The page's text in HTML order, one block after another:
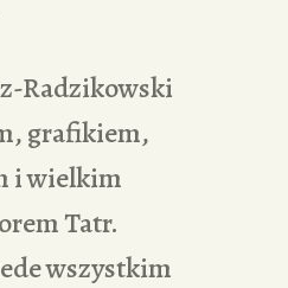
Radzikowski
grafikiem,
i wielkim
Tatr.
wszystkim